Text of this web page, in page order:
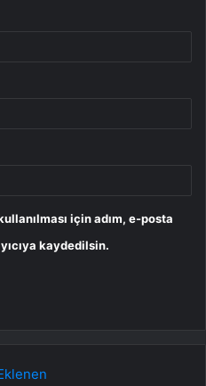
için adım, e-posta
kaydedilsin.